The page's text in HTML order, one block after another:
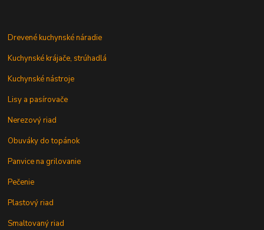
Drevené kuchynské náradie
Kuchynské krájače, strúhadlá
Kuchynské nástroje
Lisy a pasírovače
Nerezový riad
Obuváky do topánok
Panvice na grilovanie
Pečenie
Plastový riad
Smaltovaný riad